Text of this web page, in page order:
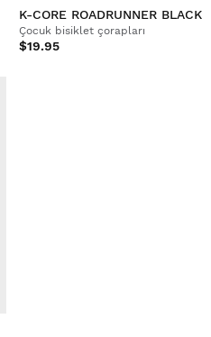
K-CORE ROADRUNNER BLACK
Çocuk bisiklet çorapları
$19.95